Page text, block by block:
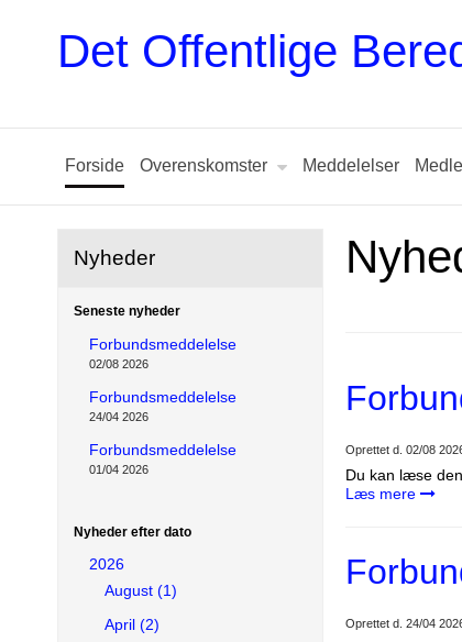
Det Offentlige
Forside Overenskomster Meddelelser
Nyheder
Seneste nyheder
Forbundsmeddelelse
02/08 2026
Forbundsmeddelelse
24/04 2026
Forbundsmeddelelse
01/04 2026
Nyheder efter dato
2026
August (1)
April (2)
Oprettet d.02/08
Du kan læse
Læs mere
Oprettet d.24/04